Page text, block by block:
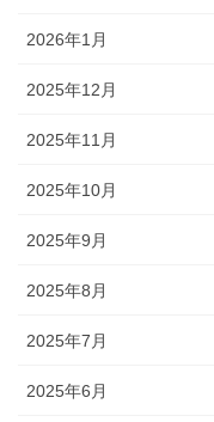
2026年1月
2025年12月
2025年11月
2025年10月
2025年9月
2025年8月
2025年7月
2025年6月